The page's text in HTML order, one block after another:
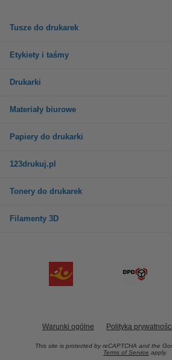
Tusze do drukarek
Etykiety i taśmy
Drukarki
Materiały biurowe
Papiery do drukarki
123drukuj.pl
Tonery do drukarek
Filamenty 3D
Warunki ogólne Polityka prywatności
This site is protected by reCAPTCHA and the
Terms of Service apply.